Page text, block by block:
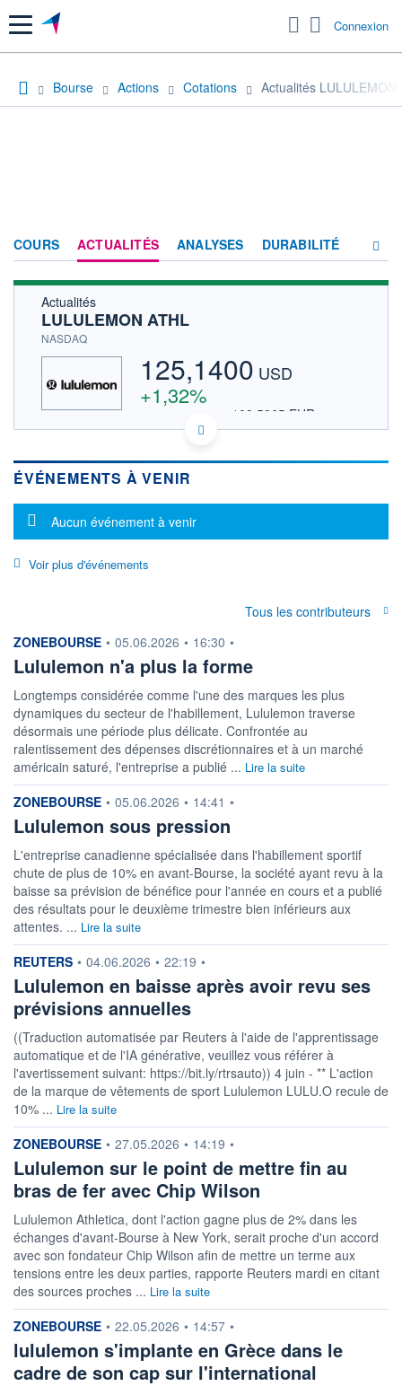
Menu Connexion
Bourse Actions Cotations Actualités LULULEMON
COURS ACTUALITÉS ANALYSES DURABILITÉ
PRODUITS DE BOURSE
HISTORIQUE
ACTIONNAIRES
Actualités
LULULEMON ATHL
NASDAQ
125,1400 USD
+1,32%
108,5965 EUR
INDICE DE RÉFÉRENCE
NASDAQ COMPOSITE
US5500211090 LULU
DONNÉES TEMPS DIFFÉRÉ
Cotation sur les autres places
123
INDICE DE RÉFÉRENCE
NASDAQ Composite
OUVERTURE
122,6000
CLÔTURE VEILLE
123,5100
+ HAUT
125,9100
+ BAS
122,0100
VOLUME
0 0,00%
VALORISATION
13 570 MUSD
CAPI.
BOURSIÈRE
14 100 MUSD
LIMITE À LA
BAISSE
96,6400
LIMITE À LA
HAUSSE
RENDEMENT
ESTIMÉ 2026
- 8,96
DERNIER
06.08.26 / 21:53:55
ÉLIGIBILITÉ
BOURSOVIE LUX
RISQUE ESG
13,6/100 (faible)
+ PORTEFEUILLE + LISTE
ÉVÉNEMENTS À VENIR
Message d'information
Aucun événement à venir
Voir plus d'événements
Tous les contributeurs
information fournie par
ZONEBOURSE • 05.06.2026 • 16:30 •
Lululemon n'a plus la forme
Longtemps considérée comme l'une des marques les plus
dynamiques du secteur de l'habillement, Lululemon traverse
désormais une période plus délicate. Confrontée au
ralentissement des dépenses discrétionnaires et à un marché
américain saturé, l'entreprise a publié ... Lire la suite
information fournie par
ZONEBOURSE • 05.06.2026 • 14:41 •
Lululemon sous pression
L'entreprise canadienne spécialisée dans l'habillement sportif
chute de plus de 10% en avant-Bourse, la société ayant revu à la
baisse sa prévision de bénéfice pour l'année en cours et a publié
des résultats pour le deuxième trimestre bien inférieurs aux
attentes. ... Lire la suite
information fournie par
REUTERS • 04.06.2026 • 22:19 •
Lululemon en baisse après avoir revu ses
prévisions annuelles
((Traduction automatisée par Reuters à l'aide de l'apprentissage
automatique et de l'IA générative, veuillez vous référer à
l'avertissement suivant: https://bit.ly/rtrsauto)) 4 juin - ** L'action
de la marque de vêtements de sport Lululemon LULU.O recule de
10% ... Lire la suite
information fournie par
ZONEBOURSE • 27.05.2026 • 14:19 •
Lululemon sur le point de mettre fin au
bras de fer avec Chip Wilson
Lululemon Athletica, dont l'action gagne plus de 2% dans les
échanges d'avant-Bourse à New York, serait proche d'un accord
avec son fondateur Chip Wilson afin de mettre un terme aux
tensions entre les deux parties, rapporte Reuters mardi en citant
des sources proches ... Lire la suite
information fournie par
ZONEBOURSE • 22.05.2026 • 14:57 •
lululemon s'implante en Grèce dans le
cadre de son cap sur l'international